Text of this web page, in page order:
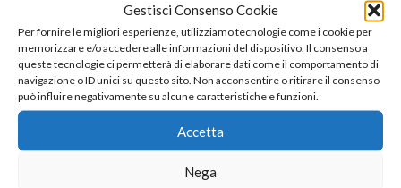
Gestisci Consenso Cookie
Per fornire le migliori esperienze, utilizziamo tecnologie come i cookie per
memorizzare e/o accedere alle informazioni del dispositivo. Il consenso a
queste tecnologie ci permetterà di elaborare dati come il comportamento di
navigazione o ID unici su questo sito. Non acconsentire o ritirare il consenso
può influire negativamente su alcune caratteristiche e funzioni.
Accetta
Nega
Email*
Salva il mio nome, email e sito web in questo browser per
la prossima volta che commento.